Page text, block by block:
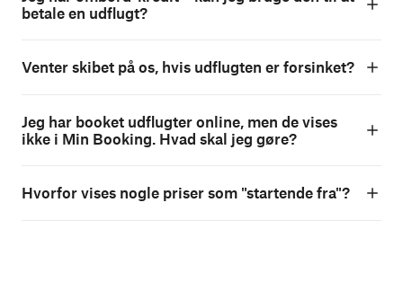
betale en udflugt?
Venter skibet på os, hvis udflugten er forsinket?
Jeg har booket udflugter online, men de vises
ikke i Min Booking. Hvad skal jeg gøre?
Hvorfor vises nogle priser som "startende fra"?